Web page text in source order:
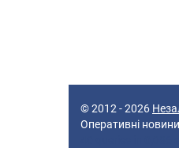
© 2012 - 2026
Оперативні